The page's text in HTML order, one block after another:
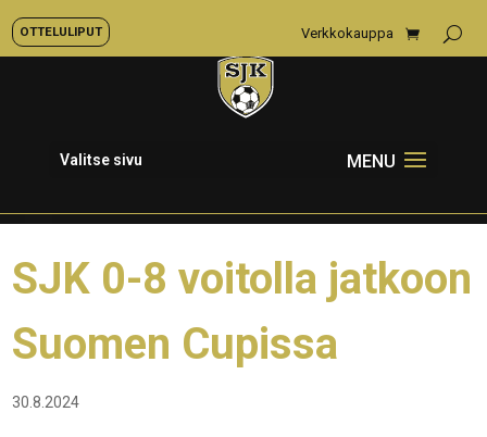
OTTELULIPUT Verkkokauppa
Valitse sivu
SJK 0-8 voitolla jatkoon
Suomen Cupissa
30.8.2024